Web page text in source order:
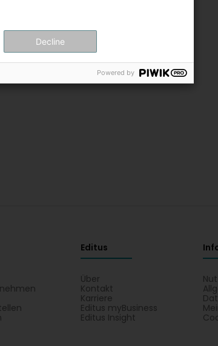
Editus
Über
Kontakt
Karriere
Editus myBusiness
Editus Insight
Decline
Powered by